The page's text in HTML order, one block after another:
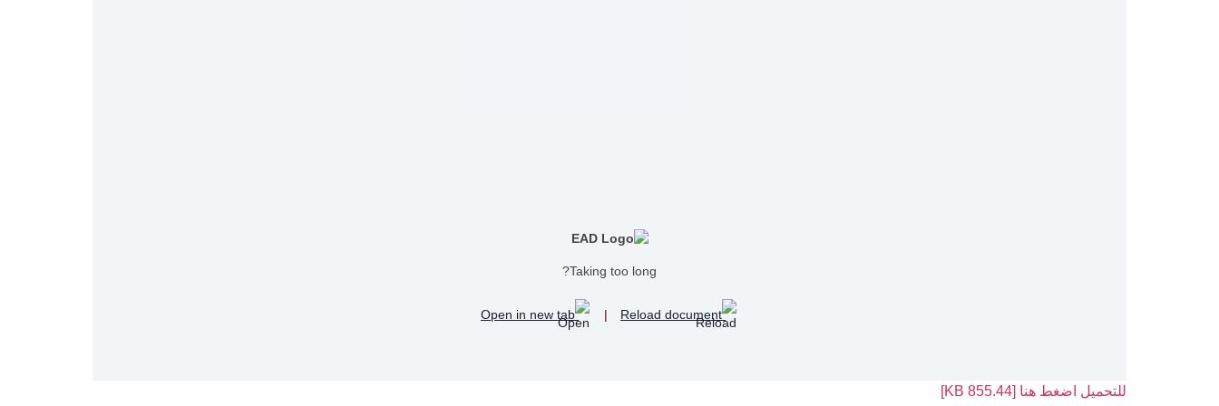
Taking too long?
Reload document
|
Open in new tab
للتحميل اضغط هنا [855.44 KB]